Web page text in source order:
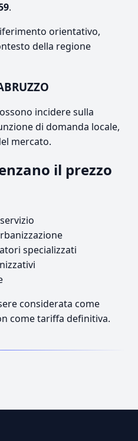
.
orientativo,
della regione
incidere sulla
di domanda locale,
mercato.
il prezzo
specializzati
considerata come
come tariffa definitiva.